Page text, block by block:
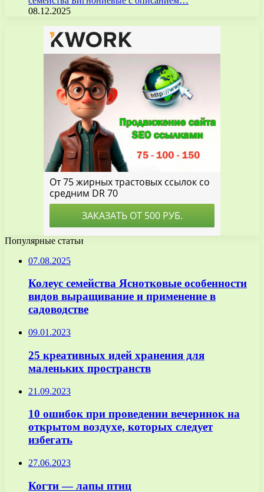
08.12.2025
Популярные статьи
07.08.2025
Колеус семейства Яснотковые особенности
видов выращивание и применение в
садоводстве
09.01.2023
25 креативных идей хранения для
маленьких пространств
21.09.2023
10 ошибок при проведении вечеринок на
открытом воздухе, которых следует
избегать
27.06.2023
Когти — лапы птиц